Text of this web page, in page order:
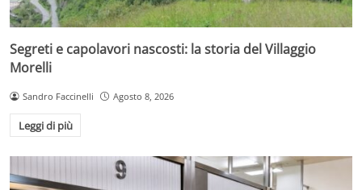
Segreti e capolavori nascosti: la storia del Villaggio
Morelli
Sandro Faccinelli Agosto 8, 2026
Leggi di più